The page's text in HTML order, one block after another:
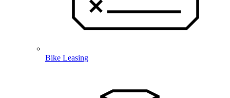
Bike Leasing